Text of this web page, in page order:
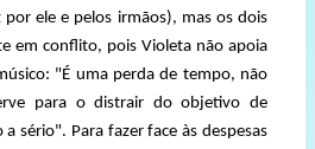
ele e pelos irmãos), mas os dois
em conflito, pois Violeta não apoia
"É uma perda de tempo, não
para o distrair do objetivo de
sério". Para fazer face às despesas